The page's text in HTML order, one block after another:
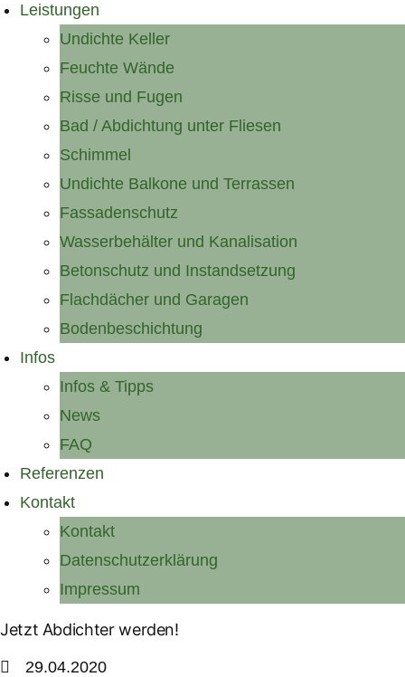
Leistungen
Undichte Keller
Feuchte Wände
Risse und Fugen
Bad / Abdichtung unter Fliesen
Schimmel
Undichte Balkone und Terrassen
Fassadenschutz
Wasserbehälter und Kanalisation
Betonschutz und Instandsetzung
Flachdächer und Garagen
Bodenbeschichtung
Infos
Infos & Tipps
News
FAQ
Referenzen
Kontakt
Kontakt
Datenschutzerklärung
Impressum
Jetzt Abdichter werden!
29.04.2020